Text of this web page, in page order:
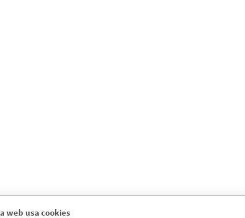
web usa cookies